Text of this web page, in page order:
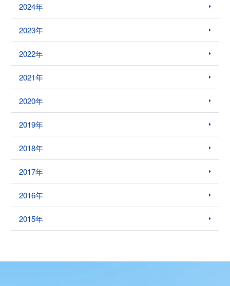
2024年
2023年
2022年
2021年
2020年
2019年
2018年
2017年
2016年
2015年